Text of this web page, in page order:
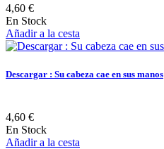
4,60 €
En Stock
Añadir a la cesta
Descargar : Su cabeza cae en sus manos
4,60 €
En Stock
Añadir a la cesta